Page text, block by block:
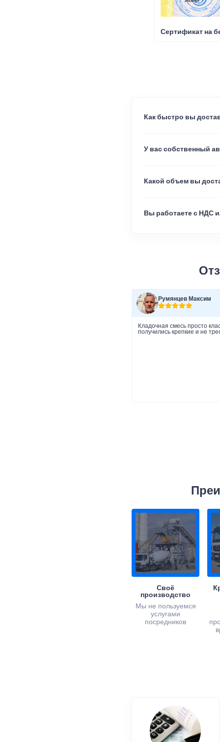
Сертификат на
Как быстро вы
У вас собственный
Какой объем вы
Вы работаете с НДС
Румянцев Максим
Кладочная смесь просто
получились крепкие и не
Своё
производство
Мы не пользуемся
услугами
посредников